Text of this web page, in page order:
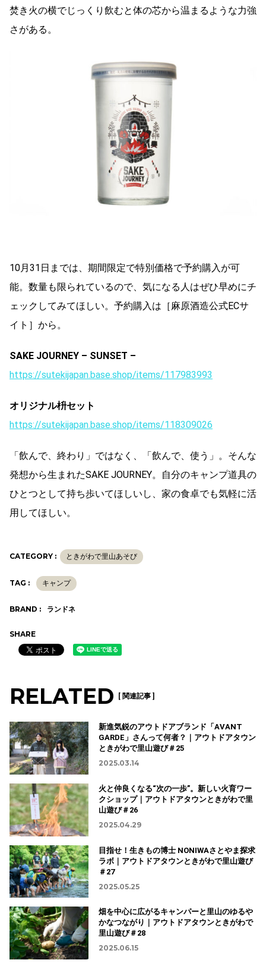
焚き火の横でじっくり飲むと体の芯から温まるような力強
さがある 。
10月31日までは、期間限定で特別価格で予約購入が可
能。 数量も限られているので、 気になる人はぜひ早めにチ
ェックしてみてほしい。予約購入は［麻原酒造公式ECサ
イト］から。
SAKE JOURNEY – SUNSET –
https://sutekijapan.base.shop/items/117983993
オリジナル枡セット
https://sutekijapan.base.shop/items/118309026
「飲んで、終わり」ではなく、「飲んで、使う」。 そんな
発想から生まれたSAKE JOURNEY。
自分のキャンプ道具の
ひとつとして持ち歩いてほしいし、 家の食卓でも気軽に活
用してほしい。
CATEGORY : ときがわで里山あそび
TAG : キャンプ
BRAND : ランドネ
SHARE
RELATED [ 関連記事 ]
新進気鋭のアウトドアブランド「AVANT
GARDE」さんって何者？｜アウトドアタウン
ときがわで里山遊び＃25
2025.03.14
火と仲良くなる“次の一歩”。新しい火育ワー
クショップ｜アウトドアタウンときがわで里
山遊び＃26
2025.04.29
目指せ！生きもの博士 NONIWAさとやま探求
ラボ｜アウトドアタウンときがわで里山遊び
＃27
2025.05.25
畑を中心に広がるキャンパーと里山のゆるや
かなつながり｜アウトドアタウンときがわで
里山遊び＃28
2025.06.15